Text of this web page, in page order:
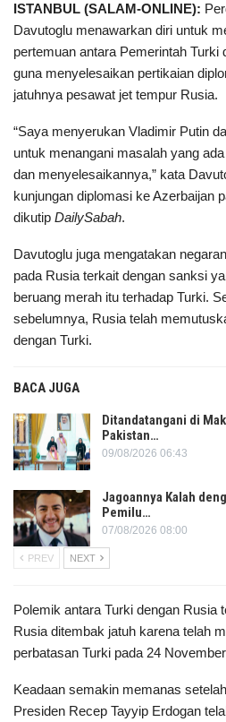
ISTANBUL (SALAM-ONLINE):
Davutoglu menawarkan diri untuk
pertemuan antara Pemerintah Turki
guna menyelesaikan pertikaian
jatuhnya pesawat jet tempur Rusia.
“Saya menyerukan Vladimir Putin
untuk menangani masalah yang
dan menyelesaikannya,” kata
kunjungan diplomasi ke Azerbaijan
dikutip DailySabah.
Davutoglu juga mengatakan
pada Rusia terkait dengan sanksi
beruang merah itu terhadap Turki.
sebelumnya, Rusia telah
dengan Turki.
BACA JUGA
Ditandatangani di
Pakistan…
09/08/2026 06:43
Jagoannya Kalah
Pemilu…
07/08/2026 08:00
PREV NEXT
Polemik antara Turki dengan Rusia
Rusia ditembak jatuh karena telah
perbatasan Turki pada 24
Keadaan semakin memanas
Presiden Recep Tayyip Erdogan